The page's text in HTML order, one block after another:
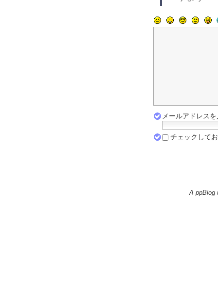
メールアドレス
チェックして
A ppBlog